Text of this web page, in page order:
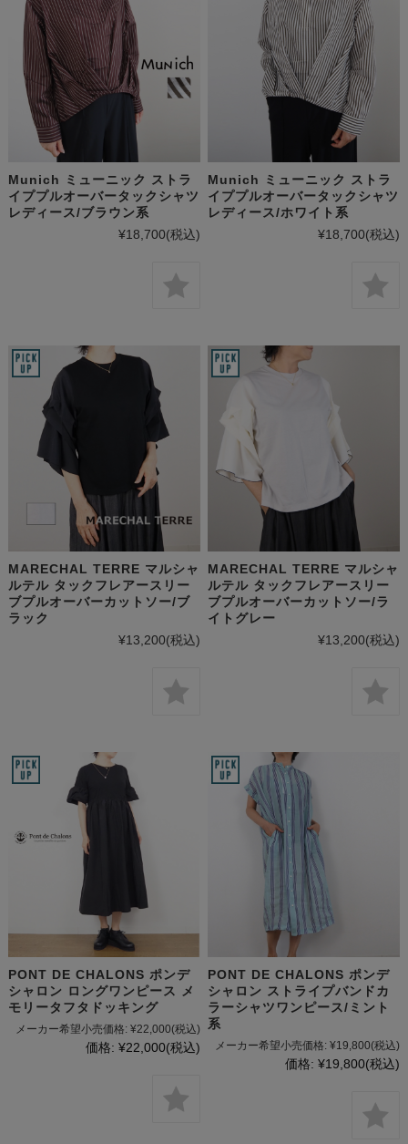
Munich ミューニック ストラ
イププルオーバータックシャツ
レディース/ブラウン系
¥18,700(税込)
Munich ミューニック ストラ
イププルオーバータックシャツ
レディース/ホワイト系
¥18,700(税込)
MARECHAL TERRE マルシャ
ルテル タックフレアースリー
ブプルオーバーカットソー/ブ
ラック
¥13,200(税込)
MARECHAL TERRE マルシャ
ルテル タックフレアースリー
ブプルオーバーカットソー/ラ
イトグレー
¥13,200(税込)
PONT DE CHALONS ポンデ
シャロン ロングワンピース メ
モリータフタドッキング
メーカー希望小売価格: ¥22,000(税込)
価格: ¥22,000(税込)
PONT DE CHALONS ポンデ
シャロン ストライプバンドカ
ラーシャツワンピース/ミント
系
メーカー希望小売価格: ¥19,800(税込)
価格: ¥19,800(税込)